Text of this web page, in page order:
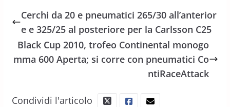
Cerchi da 20 e pneumatici 265/30 all’anterior
e e 325/25 al posteriore per la Carlsson C25
Black Cup 2010, trofeo Continental monogo
mma 600 Aperta; si corre con pneumatici Co
ntiRaceAttack
Condividi l'articolo